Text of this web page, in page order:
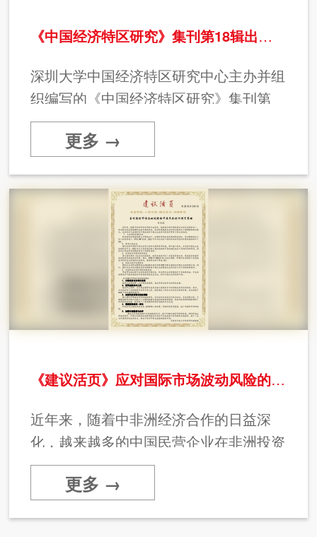
《中国经济特区研究》集刊第18辑出版发行
深圳大学中国经济特区研究中心主办并组
织编写的《中国经济特区研究》集刊第
18辑由社会科学文献出版社出版发行。
更多 →
《建议活页》应对国际市场波动风险的中国民企非洲投资策略
近年来，随着中非洲经济合作的日益深
化，越来越多的中国民营企业在非洲投资
设厂。非洲经济高度依赖国际金融市场的
波动，原材料价格的波动对非洲资源出口
更多 →